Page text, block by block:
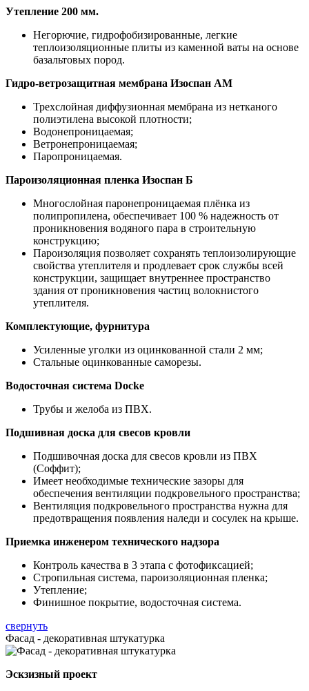
Утепление 200 мм.
Негорючие, гидрофобизированные, легкие
теплоизоляционные плиты из каменной ваты на основе
базальтовых пород.
Гидро-ветрозащитная мембрана Изоспан АМ
Трехслойная диффузионная мембрана из нетканого
полиэтилена высокой плотности;
Водонепроницаемая;
Ветронепроницаемая;
Паропроницаемая.
Пароизоляционная пленка Изоспан Б
Многослойная паронепроницаемая плёнка из
полипропилена, обеспечивает 100 % надежность от
проникновения водяного пара в строительную
конструкцию;
Пароизоляция позволяет сохранять теплоизолирующие
свойства утеплителя и продлевает срок службы всей
конструкции, защищает внутреннее пространство
здания от проникновения частиц волокнистого
утеплителя.
Комплектующие, фурнитура
Усиленные уголки из оцинкованной стали 2 мм;
Стальные оцинкованные саморезы.
Водосточная система Docke
Трубы и желоба из ПВХ.
Подшивная доска для свесов кровли
Подшивочная доска для свесов кровли из ПВХ
(Соффит);
Имеет необходимые технические зазоры для
обеспечения вентиляции подкровельного пространства;
Вентиляция подкровельного пространства нужна для
предотвращения появления наледи и сосулек на крыше.
Приемка инженером технического надзора
Контроль качества в 3 этапа с фотофиксацией;
Стропильная система, пароизоляционная пленка;
Утепление;
Финишное покрытие, водосточная система.
свернуть
Фасад - декоративная штукатурка
Эскзизный проект